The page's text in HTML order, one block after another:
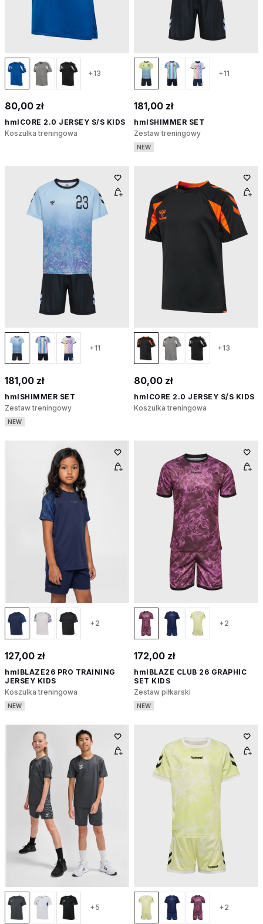
+13
80,00 zł
hmlCORE 2.0 JERSEY S/S KIDS
Koszulka treningowa
+11
181,00 zł
hmlSHIMMER SET
Zestaw treningowy
NEW
+11
181,00 zł
hmlSHIMMER SET
Zestaw treningowy
NEW
+13
80,00 zł
hmlCORE 2.0 JERSEY S/S KIDS
Koszulka treningowa
+2
127,00 zł
hmlBLAZE26 PRO TRAINING
JERSEY KIDS
Koszulka treningowa
NEW
+2
172,00 zł
hmlBLAZE CLUB 26 GRAPHIC
SET KIDS
Zestaw piłkarski
NEW
+5 +2